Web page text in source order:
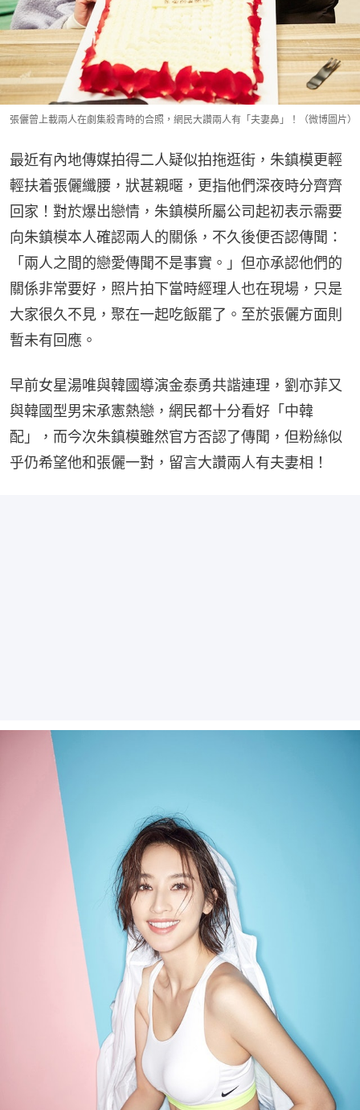
張儷曾上載兩人在劇集殺青時的合照，網民大讚兩人有「夫妻鼻」！（微博圖片）
最近有內地傳媒拍得二人疑似拍拖逛街，朱鎮模更輕
輕扶着張儷纖腰，狀甚親暱，更指他們深夜時分齊齊
回家！對於爆出戀情，朱鎮模所屬公司起初表示需要
向朱鎮模本人確認兩人的關係，不久後便否認傳聞：
「兩人之間的戀愛傳聞不是事實。」但亦承認他們的
關係非常要好，照片拍下當時經理人也在現場，只是
大家很久不見，聚在一起吃飯罷了。至於張儷方面則
暫未有回應。
早前女星湯唯與韓國導演金泰勇共諧連理，劉亦菲又
與韓國型男宋承憲熱戀，網民都十分看好「中韓
配」，而今次朱鎮模雖然官方否認了傳聞，但粉絲似
乎仍希望他和張儷一對，留言大讚兩人有夫妻相！